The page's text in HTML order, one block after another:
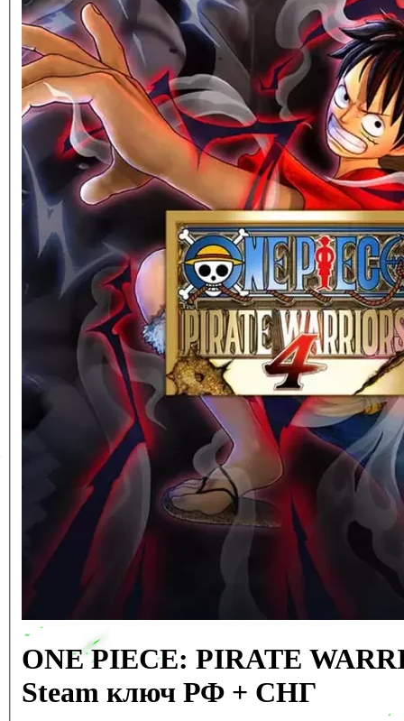
ONE PIECE: PIRATE
Steam ключ РФ + СНГ